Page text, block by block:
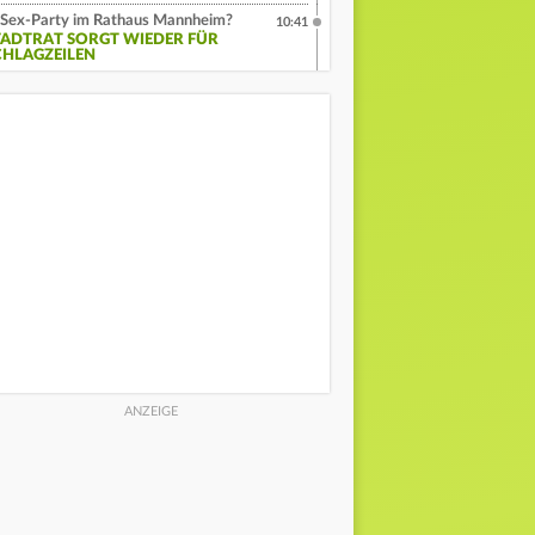
Sex-Party im Rathaus Mannheim?
SORGT WIEDER FÜR
10:41